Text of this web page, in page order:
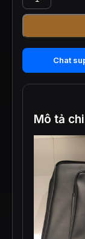
đựng
bàn
Denon
SC
số
lượng
Chat
Mô tả